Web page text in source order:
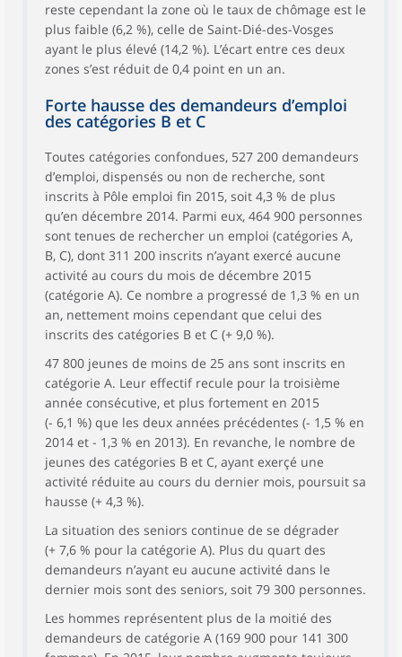
reste cependant la zone où le taux de chômage est le
plus faible (6,2 %), celle de Saint-Dié-des-Vosges
ayant le plus élevé (14,2 %). L’écart entre ces deux
zones s’est réduit de 0,4 point en un an.
Forte hausse des demandeurs d’emploi
des catégories B et C
Toutes catégories confondues, 527 200 demandeurs
d’emploi, dispensés ou non de recherche, sont
inscrits à Pôle emploi fin 2015, soit 4,3 % de plus
qu’en décembre 2014. Parmi eux, 464 900 personnes
sont tenues de rechercher un emploi (catégories A,
B, C), dont 311 200 inscrits n’ayant exercé aucune
activité au cours du mois de décembre 2015
(catégorie A). Ce nombre a progressé de 1,3 % en un
an, nettement moins cependant que celui des
inscrits des catégories B et C (+ 9,0 %).
47 800 jeunes de moins de 25 ans sont inscrits en
catégorie A. Leur effectif recule pour la troisième
année consécutive, et plus fortement en 2015
(- 6,1 %) que les deux années précédentes (- 1,5 % en
2014 et - 1,3 % en 2013). En revanche, le nombre de
jeunes des catégories B et C, ayant exerçé une
activité réduite au cours du dernier mois, poursuit sa
hausse (+ 4,3 %).
La situation des seniors continue de se dégrader
(+ 7,6 % pour la catégorie A). Plus du quart des
demandeurs n’ayant eu aucune activité dans le
dernier mois sont des seniors, soit 79 300 personnes.
Les hommes représentent plus de la moitié des
demandeurs de catégorie A (169 900 pour 141 300